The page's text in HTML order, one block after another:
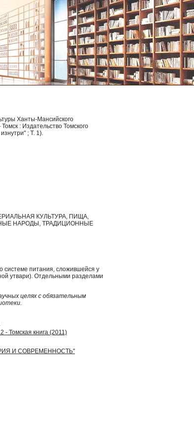
Ханты-Мансийского
: Издательство Томского
; Т. 1).
КУЛЬТУРА, ПИЩА,
НАРОДЫ, ТРАДИЦИОННЫЕ
системе питания, сложившейся у
утвари). Отдельными разделами
целях с обязательным
- Томская книга (2011)
И СОВРЕМЕННОСТЬ"